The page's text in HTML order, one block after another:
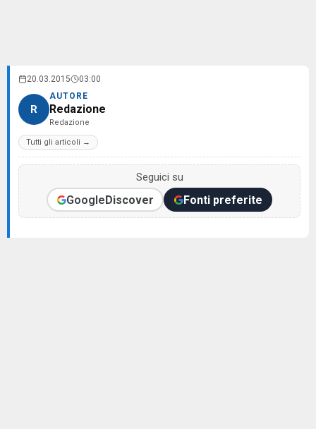
20.03.2015 03:00
R
AUTORE
Redazione
Redazione
Tutti gli articoli →
Seguici su
GoogleDiscover Fonti preferite